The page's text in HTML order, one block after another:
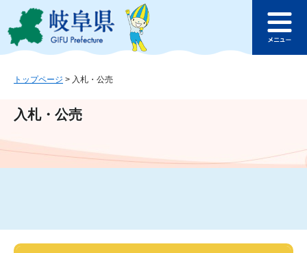
ジ
ュ
文
このページの本文へ
ュ
トップページ > 入札・公売
入札・公売